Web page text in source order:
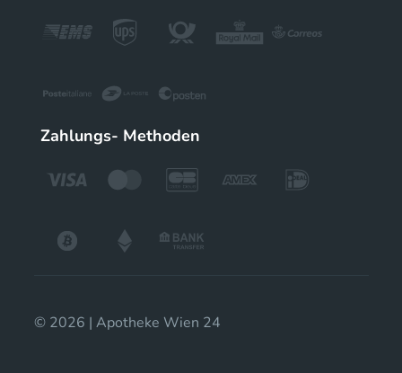
Zahlungs- Methoden
© 2026 | Apotheke Wien 24